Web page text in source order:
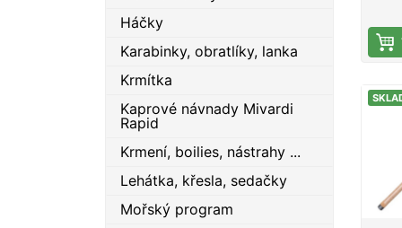
Háčky
Karabinky, obratlíky, lanka
Krmítka
Kaprové návnady Mivardi
Rapid
Krmení, boilies, nástrahy ...
Lehátka, křesla, sedačky
Mořský program
aby
pro